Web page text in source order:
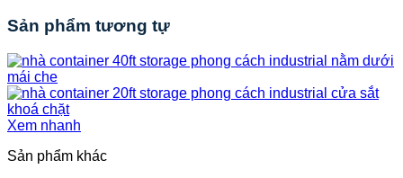
Sản phẩm tương tự
Xem nhanh
Sản phẩm khác